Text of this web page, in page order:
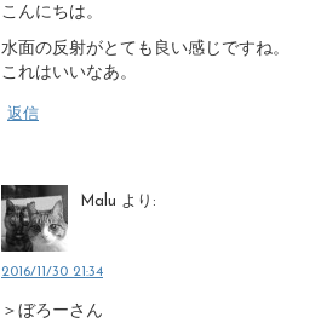
こんにちは。
水面の反射がとても良い感じですね。
これはいいなあ。
返信
Malu より:
2016/11/30 21:34
＞ぼろーさん